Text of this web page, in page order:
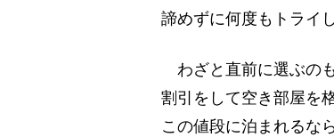
諦めずに何度もトライ
わざと直前に選ぶの
割引をして空き部屋を
この値段に泊まれるな